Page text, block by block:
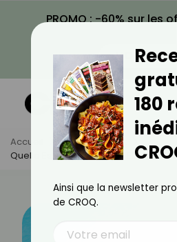
PROMO : -60% sur les
VOIR LA
Accueil Actus
Sport
Quelle Est La Nage La Plus Efficace
180
Ainsi que la newsletter
de CROQ.